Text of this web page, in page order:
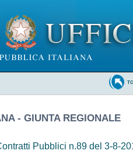
- GIUNTA REGIONALE
Pubblici n.89 del 3-8-